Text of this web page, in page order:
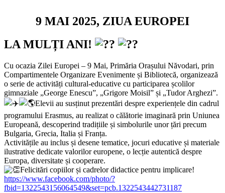
9 MAI 2025, ZIUA EUROPEI
LA MULȚI ANI!
Cu ocazia Zilei Europei – 9 Mai, Primăria Orașului Năvodari, prin
Compartimentele Organizare Evenimente și Bibliotecă, organizează
o serie de activități cultural-educative cu participarea școlilor
gimnaziale „George Enescu”, „Grigore Moisil” și „Tudor Arghezi”.
Elevii au susținut prezentări despre experiențele din cadrul
programului Erasmus, au realizat o călătorie imaginară prin Uniunea
Europeană, descoperind tradițiile și simbolurile unor țări precum
Bulgaria, Grecia, Italia și Franța.
Activitățile au inclus și desene tematice, jocuri educative și materiale
ilustrative dedicate valorilor europene, o lecție autentică despre
Europa, diversitate și cooperare.
Felicitări copiilor și cadrelor didactice pentru implicare!
https://www.facebook.com/photo/?
fbid=1322543156064549&set=pcb.1322543442731187